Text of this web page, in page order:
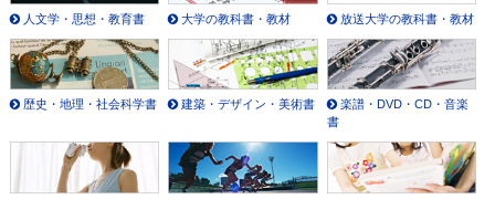
人文学・思想・教育書 大学の教科書・教材 放送大学の教科書・教材
歴史・地理・社会科学書 建築・デザイン・美術書
楽譜・DVD・CD・音楽
書